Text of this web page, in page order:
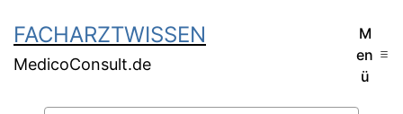
FACHARZTWISSEN
MedicoConsult.de
M
en
ü